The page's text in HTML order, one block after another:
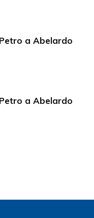
a Abelardo
a Abelardo